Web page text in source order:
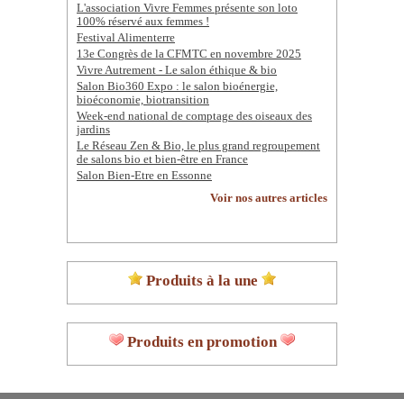
L'association Vivre Femmes présente son loto
100% réservé aux femmes !
Festival Alimenterre
13e Congrès de la CFMTC en novembre 2025
Vivre Autrement - Le salon éthique & bio
Salon Bio360 Expo : le salon bioénergie,
bioéconomie, biotransition
Week-end national de comptage des oiseaux des
jardins
Le Réseau Zen & Bio, le plus grand regroupement
de salons bio et bien-être en France
Salon Bien-Etre en Essonne
Voir nos autres articles
Produits à la une
Produits en promotion